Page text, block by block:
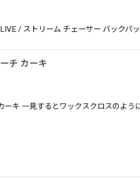
/ ストリーム チェーサー バック
チ カーキ
ーキ 一見するとワックスクロスのよ